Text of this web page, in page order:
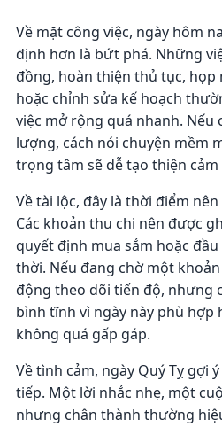
Về mặt công việc, ngày hôm
định hơn là bứt phá. Những
đồng, hoàn thiện thủ tục, họp
hoặc chỉnh sửa kế hoạch
việc mở rộng quá nhanh. Nếu
lượng, cách nói chuyện mềm
trọng tâm sẽ dễ tạo thiện cảm
Về tài lộc, đây là thời điểm
Các khoản thu chi nên được
quyết định mua sắm hoặc
thời. Nếu đang chờ một
động theo dõi tiến độ, nhưng
bình tĩnh vì ngày này phù hợp
không quá gấp gáp.
Về tình cảm, ngày Quý Tỵ gợi
tiếp. Một lời nhắc nhẹ, một
nhưng chân thành thường